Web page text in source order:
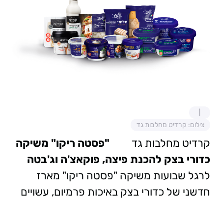
צילום: קרדיט מחלבות גד
קרדיט מחלבות גד "פסטה ריקו" משיקה
כדורי בצק להכנת פיצה, פוקאצ'ה וג'בטה
לרגל שבועות משיקה "פסטה ריקו" מארז
חדשני של כדורי בצק באיכות פרמיום, עשויים